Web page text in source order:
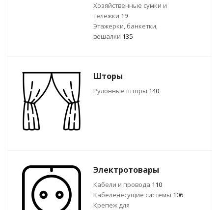
Хозяйственные сумки и
тележки 19
Этажерки, банкетки,
вешалки 135
Шторы
Рулонные шторы 140
Электротовары
Кабели и провода 110
Кабеленесущие системы 106
Крепеж для